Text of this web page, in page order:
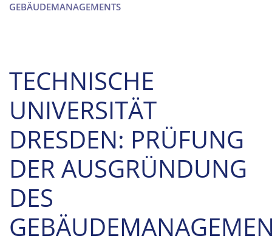
GEBÄUDEMANAGEMENTS
TECHNISCHE
UNIVERSITÄT
DRESDEN: PRÜFUNG
DER AUSGRÜNDUNG
DES